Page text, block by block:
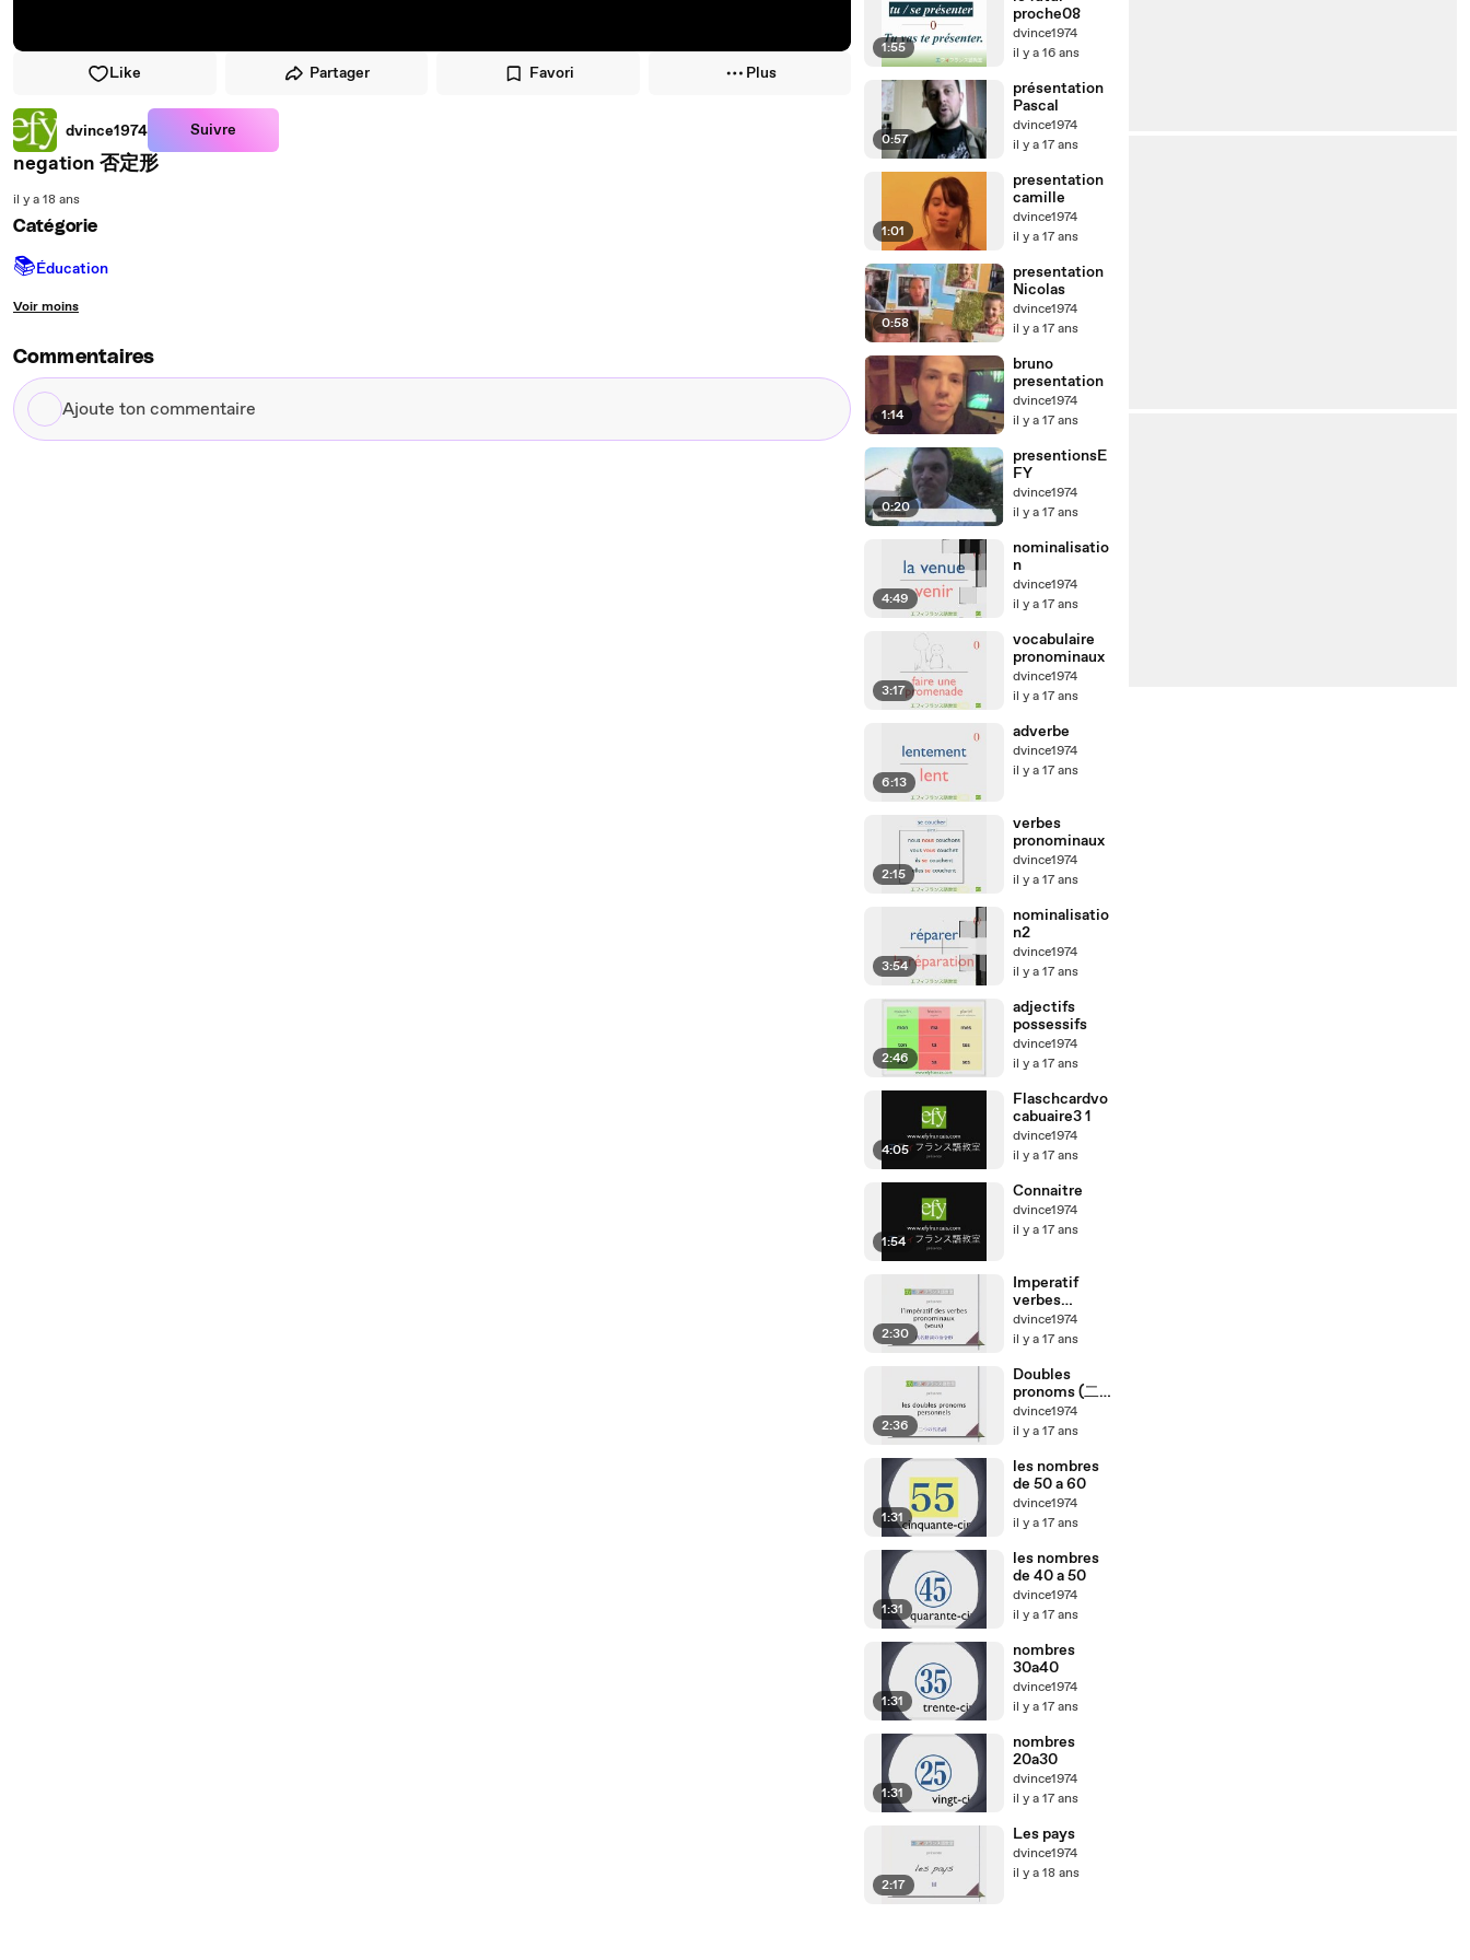
Like Partager Favori Plus
dvince1974 Suivre
negation 否定形
il y a 18 ans
Catégorie
📚Éducation
Voir moins
Commentaires
Ajoute
ton
1:55
proche08
dvince1974
il y a 16 ans
0:57
présentation
Pascal
dvince1974
il y a 17 ans
1:01
presentation
camille
dvince1974
il y a 17 ans
0:58
presentation
Nicolas
dvince1974
il y a 17 ans
1:14
bruno
presentation
dvince1974
il y a 17 ans
0:20
presentionsE
FY
dvince1974
il y a 17 ans
4:49
nominalisatio
n
dvince1974
il y a 17 ans
3:17
vocabulaire
pronominaux
dvince1974
il y a 17 ans
6:13
adverbe
dvince1974
il y a 17 ans
2:15
verbes
pronominaux
dvince1974
il y a 17 ans
3:54
nominalisatio
n2
dvince1974
il y a 17 ans
2:46
adjectifs
possessifs
dvince1974
il y a 17 ans
4:05
Flaschcardvo
cabuaire3 1
dvince1974
il y a 17 ans
1:54
Connaitre
dvince1974
il y a 17 ans
2:30
Imperatif
verbes
pronominaux
(代名動詞の命
dvince1974
il y a 17 ans
2:36
Doubles
pronoms (二つ
の代名詞）
dvince1974
il y a 17 ans
1:31
les nombres
de 50 a 60
dvince1974
il y a 17 ans
1:31
les nombres
de 40 a 50
dvince1974
il y a 17 ans
1:31
nombres
30a40
dvince1974
il y a 17 ans
1:31
nombres
20a30
dvince1974
il y a 17 ans
2:17
Les pays
dvince1974
il y a 18 ans